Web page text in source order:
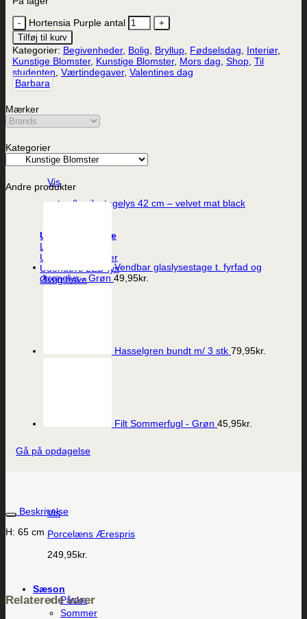
Vis
ester & erik stagelys 42 cm – velvet mat black
Uderum og have
Lanterner
Udendørs krukker
Udendørs LED-lys
Øvrig have
Vis
Porcelæns Ærespris
249,95kr.
Sæson
Påske
Sommer
Hortensia Purple antal
Tilføj til kurv
Kategorier: Begivenheder, Bolig Bryllup Fødselsdag Interiør,
Kunstige Blomster, Kunstige Blomster, Mors dag Shop Til
studenten Værtindegaver, Valentines dag
Barbara
Mærker
Kategorier
Andre produkter
Vendbar glaslysestage t. fyrfad og
kronelys - Grøn 49,95kr.
Hasselgren bundt m/ 3 stk 79,95kr.
Filt Sommerfugl - Grøn 45,95kr.
Gå på opdagelse
Beskrivelse
H: 65 cm
Relaterede varer